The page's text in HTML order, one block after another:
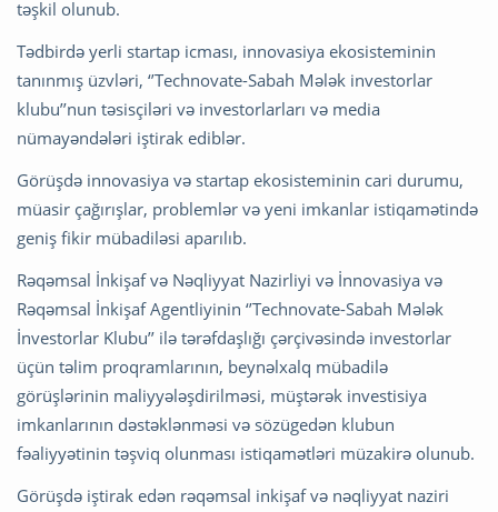
təşkil olunub.
Tədbirdə yerli startap icması, innovasiya ekosisteminin
tanınmış üzvləri, ‘’Technovate-Sabah Mələk investorlar
klubu’’nun təsisçiləri və investorlarları və media
nümayəndələri iştirak ediblər.
Görüşdə innovasiya və startap ekosisteminin cari durumu,
müasir çağırışlar, problemlər və yeni imkanlar istiqamətində
geniş fikir mübadiləsi aparılıb.
Rəqəmsal İnkişaf və Nəqliyyat Nazirliyi və İnnovasiya və
Rəqəmsal İnkişaf Agentliyinin ‘’Technovate-Sabah Mələk
İnvestorlar Klubu’’ ilə tərəfdaşlığı çərçivəsində investorlar
üçün təlim proqramlarının, beynəlxalq mübadilə
görüşlərinin maliyyələşdirilməsi, müştərək investisiya
imkanlarının dəstəklənməsi və sözügedən klubun
fəaliyyətinin təşviq olunması istiqamətləri müzakirə olunub.
Görüşdə iştirak edən rəqəmsal inkişaf və nəqliyyat naziri